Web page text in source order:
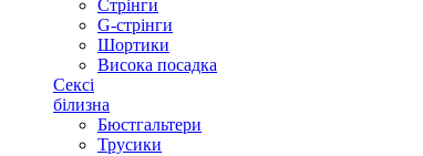
Стрінги
G-стрінги
Шортики
Висока посадка
Сексі
білизна
Бюстгальтери
Трусики